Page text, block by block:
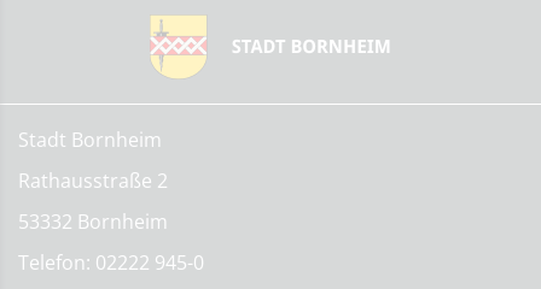
Stadt Bornheim
Rathausstraße 2
53332 Bornheim
Telefon: 02222 945-0